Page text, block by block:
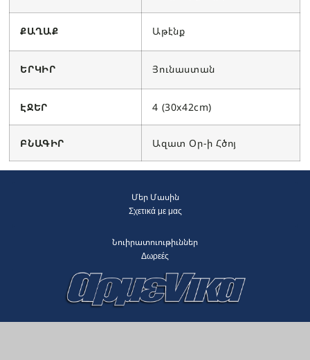
ՔԱՂԱՔ Աթէնք
ԵՐԿԻՐ Յունաստան
ԷՋԵՐ 4 (30x42cm)
ԲՆԱԳԻՐ Ազատ Օր-ի Հծոյ
Մեր Մասին
Σχετικά με μας
Նուիրատուութիւններ
Δωρεές